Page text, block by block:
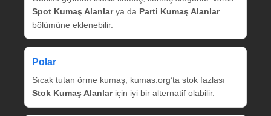
Spot Kumaş Alanlarya da Parti Kumaş Alanlar
bölümüne eklenebilir.
Polar
Sıcak tutan örme kumaş; kumas.org’ta stok fazlası
Stok Kumaş Alanlariçin iyi bir alternatif olabilir.